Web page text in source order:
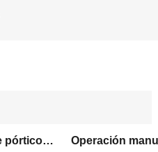
Operación manual grúa de pórtico ajustable